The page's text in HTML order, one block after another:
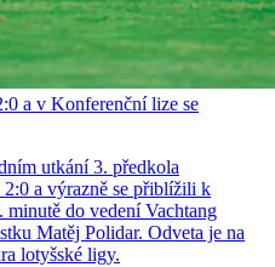
a v Konferenční lize se
utkání 3. předkola
a výrazně se přiblížili k
minutě do vedení Vachtang
Matěj Polidar. Odveta je na
lotyšské ligy.